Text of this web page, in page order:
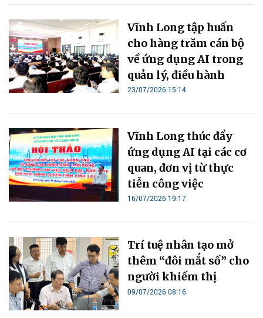
Vĩnh Long tập huấn
cho hàng trăm cán bộ
về ứng dụng AI trong
quản lý, điều hành
23/07/2026 15:14
Vĩnh Long thúc đẩy
ứng dụng AI tại các cơ
quan, đơn vị từ thực
tiễn công việc
16/07/2026 19:17
Trí tuệ nhân tạo mở
thêm “đôi mắt số” cho
người khiếm thị
09/07/2026 08:16